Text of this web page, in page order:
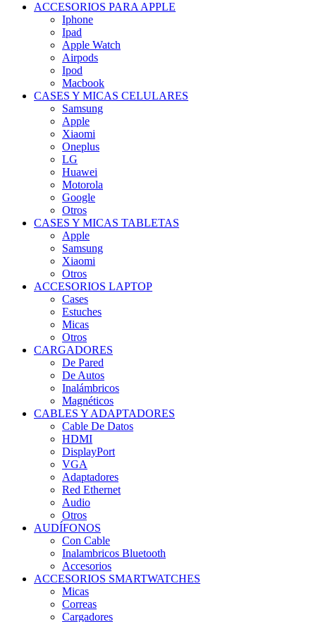
ACCESORIOS PARA APPLE
Iphone
Ipad
Apple Watch
Airpods
Ipod
Macbook
CASES Y MICAS CELULARES
Samsung
Apple
Xiaomi
Oneplus
LG
Huawei
Motorola
Google
Otros
CASES Y MICAS TABLETAS
Apple
Samsung
Xiaomi
Otros
ACCESORIOS LAPTOP
Cases
Estuches
Micas
Otros
CARGADORES
De Pared
De Autos
Inalámbricos
Magnéticos
CABLES Y ADAPTADORES
Cable De Datos
HDMI
DisplayPort
VGA
Adaptadores
Red Ethernet
Audio
Otros
AUDÍFONOS
Con Cable
Inalambricos Bluetooth
Accesorios
ACCESORIOS SMARTWATCHES
Micas
Correas
Cargadores